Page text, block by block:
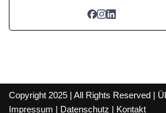
Copyright 2025 | All Rights Reserved |
Impressum | Datenschutz | Kontakt